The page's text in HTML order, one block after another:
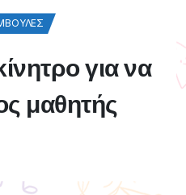
για να
μαθητής